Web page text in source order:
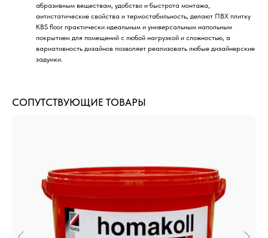
абразивным веществам, удобство и быстрота монтажа,
антистатические свойства и термостабильность, делают ПВХ плитку
KBS floor практически идеальным и универсальным напольным
покрытием для помещений с любой нагрузкой и сложностью, а
вариативность дизайнов позволяет реализовать любые дизайнерские
задумки.
СОПУТСТВУЮЩИЕ ТОВАРЫ
РЕГИОН РОССИИ
Быстрые сроки доставки по всей России
в пределах ее континентальной части
Транспортные компании, с которыми
мы сотрудничаем: